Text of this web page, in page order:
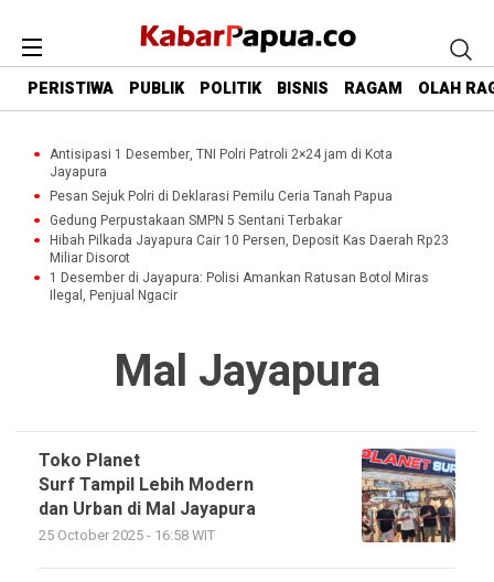
PERISTIWA PUBLIK POLITIK BISNIS RAGAM OLAH
Antisipasi 1 Desember, TNI Polri Patroli 2×24 jam di Kota
Jayapura
Pesan Sejuk Polri di Deklarasi Pemilu Ceria Tanah Papua
Gedung Perpustakaan SMPN 5 Sentani Terbakar
Hibah Pilkada Jayapura Cair 10 Persen, Deposit Kas Daerah Rp23
Miliar Disorot
1 Desember di Jayapura: Polisi Amankan Ratusan Botol Miras
Ilegal, Penjual Ngacir
Mal Jayapura
Toko Planet
Surf Tampil Lebih Modern
dan Urban di Mal Jayapura
25 October 2025 - 16:58 WIT